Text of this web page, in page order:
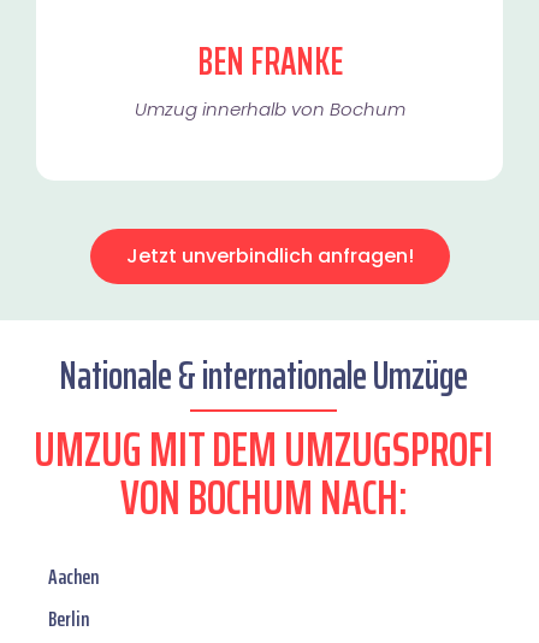
BEN FRANKE
Umzug innerhalb von Bochum​
Jetzt unverbindlich anfragen!
Nationale & internationale Umzüge
UMZUG MIT DEM UMZUGSPROFI
VON BOCHUM NACH:
Aachen
Berlin